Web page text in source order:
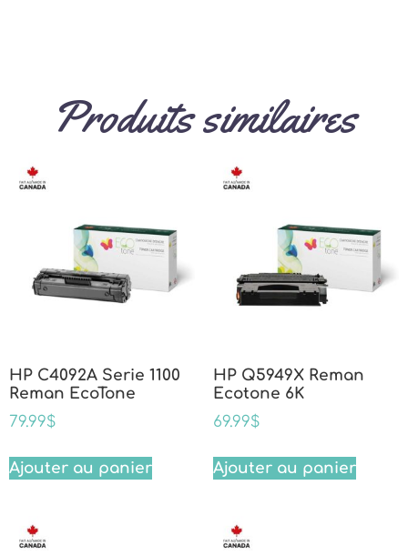
Produits similaires
HP C4092A Serie 1100
Reman EcoTone
79.99$
Ajouter au panier
HP Q5949X Reman
Ecotone 6K
69.99$
Ajouter au panier